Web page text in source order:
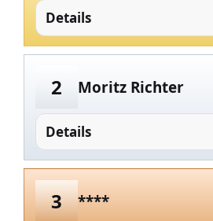
Details
2 Moritz Richter
Details
3 ****